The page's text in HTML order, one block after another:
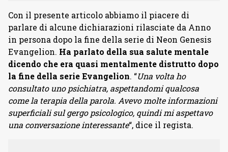
Con il presente articolo abbiamo il piacere di
parlare di alcune dichiarazioni rilasciate da Anno
in persona dopo la fine della serie di Neon Genesis
Evangelion. Ha parlato della sua salute mentale
dicendo che era quasi mentalmente distrutto dopo
la fine della serie Evangelion. “Una volta ho
consultato uno psichiatra, aspettandomi qualcosa
come la terapia della parola. Avevo molte informazioni
superficiali sul gergo psicologico, quindi mi aspettavo
una conversazione interessante“, dice il regista.